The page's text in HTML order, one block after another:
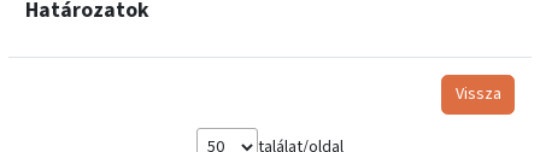
Határozatok
Vissza
találat/oldal